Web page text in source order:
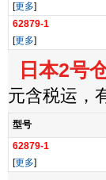
[更多]
62879-1
[更多]
日本2号
元含税运，
型号
62879-1
[更多]